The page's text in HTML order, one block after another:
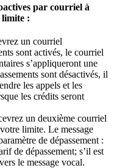
par courriel à
limite :
un courriel
sont activés, le courriel
s’appliqueront une
sont désactivés, il
les appels et les
les crédits seront
un deuxième courriel
limite. Le message
de dépassement :
de dépassement; s’il est
le message vocal.